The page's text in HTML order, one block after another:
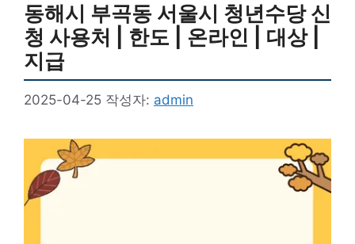
동해시 부곡동 서울시 청년수당 신
청 사용처 | 한도 | 온라인 | 대상 |
지급
2025-04-25 작성자: admin